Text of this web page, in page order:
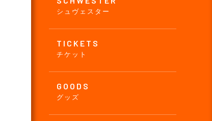
シュヴェスター
TICKETS
チケット
GOODS
グッズ